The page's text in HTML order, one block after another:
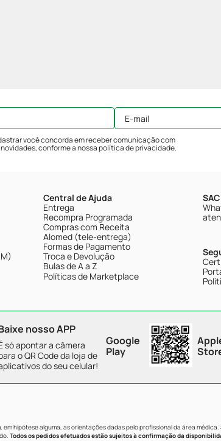
você concorda em receber comunicação com
conforme a nossapolítica de privacidade.
Central de Ajuda
Entrega
Recompra Programada
Compras com Receita
Alomed (tele-entrega)
Formas de Pagamento
Troca e Devolução
Bulas de A a Z
Políticas de Marketplace
nosso APP
só apontar a câmera
o QR Code da loja de
do seu celular!
Google
Play
hipótese alguma, as orientações dadas pelo profissional da área médica.
Todos os pedidos efetuados estão sujeitos à confirmação da